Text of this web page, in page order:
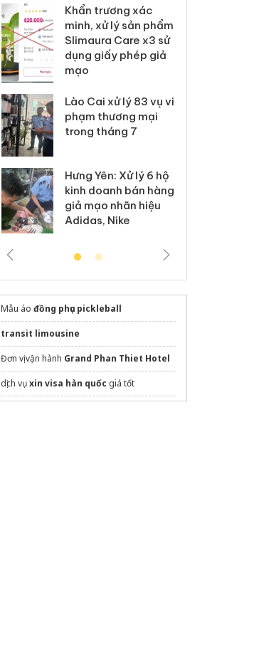
Khẩn trương xác
minh, xử lý sản phẩm
Slimaura Care x3 sử
dụng giấy phép giả
mạo
Lào Cai xử lý 83 vụ vi
phạm thương mại
trong tháng 7
Hưng Yên: Xử lý 6 hộ
kinh doanh bán hàng
giả mạo nhãn hiệu
Adidas, Nike
Mẫu áo đồng phục pickleball
transit limousine
Đơn vị vận hành Grand Phan Thiet Hotel
dịch vụxin visa hàn quốc giá tốt